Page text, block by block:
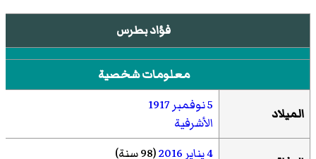
فؤاد بطرس
معلومات شخصية
الميلاد 5 نوفمبر
1917
الأشرفية
4 يناير 2016(98 سنة)